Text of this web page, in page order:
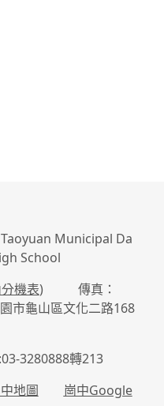
Municipal Da
School
機表) 傳真：
龜山區文化二路168
3280888轉213
地圖
崗中Google